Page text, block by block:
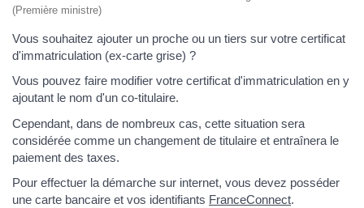
(Première ministre)
Vous souhaitez ajouter un proche ou un tiers sur votre certificat
d'immatriculation (ex-carte grise) ?
Vous pouvez faire modifier votre certificat d'immatriculation en y
ajoutant le nom d'un co-titulaire.
Cependant, dans de nombreux cas, cette situation sera
considérée comme un changement de titulaire et entraînera le
paiement des taxes.
Pour effectuer la démarche sur internet, vous devez posséder
une carte bancaire et vos identifiants FranceConnect.